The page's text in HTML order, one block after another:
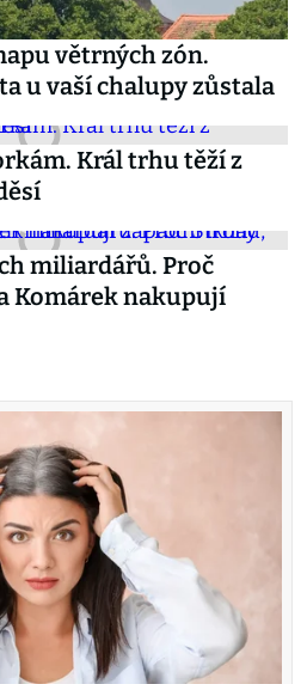
větrných zón.
u vaší chalupy zůstala
Král trhu těží z
miliardářů. Proč
Komárek nakupují